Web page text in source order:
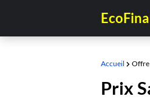
Accueil Offre
Prix